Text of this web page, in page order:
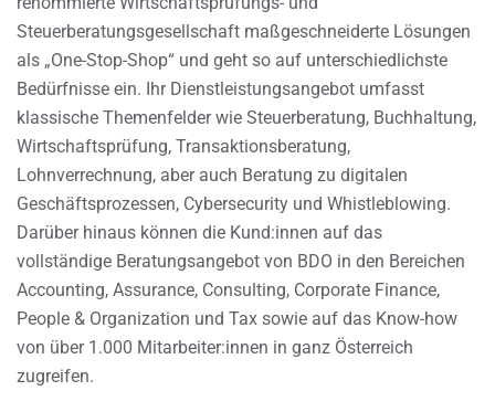
Steuerberatungsgesellschaft maßgeschneiderte Lösungen
als „One-Stop-Shop“ und geht so auf unterschiedlichste
Bedürfnisse ein. Ihr Dienstleistungsangebot umfasst
klassische Themenfelder wie Steuerberatung, Buchhaltung,
Wirtschaftsprüfung, Transaktionsberatung,
Lohnverrechnung, aber auch Beratung zu digitalen
Geschäftsprozessen, Cybersecurity und Whistleblowing.
Darüber hinaus können die Kund:innen auf das
vollständige Beratungsangebot von BDO in den Bereichen
Accounting, Assurance, Consulting, Corporate Finance,
People & Organization und Tax sowie auf das Know-how
von über 1.000 Mitarbeiter:innen in ganz Österreich
zugreifen.